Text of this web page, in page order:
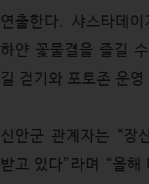
연출한다. 샤스타데
하얀 꽃물결을 즐길
길 걷기와 포토존 운
신안군 관계자는 “장
받고 있다”라며 “올